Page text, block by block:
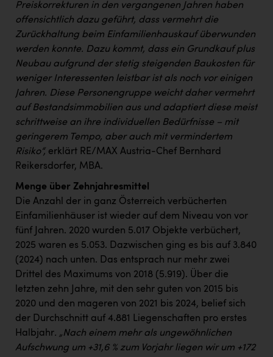
Seher + Partner
Smurfit Westrock Nettingsdorf
TCL
TGW Logistics
TRAILOMAT & Cycling Austria
VERITAS
Vier Diamanten
Vorlagenportal
Wir besiegen Krebs
Wirtschaftskammer OÖ
ZGONC
ZULuft - Zukunft Luft Austria
z.l.ö.
Österreichisches Hebammengremium
Wirtschaftskammer OÖ Energiehandel
Dopgas
Preiskorrekturen in den vergangenen Jahren haben
offensichtlich dazu geführt, dass vermehrt die
Zurückhaltung beim Einfamilienhauskauf überwunden
werden konnte. Dazu kommt, dass ein Grundkauf plus
Neubau aufgrund der stetig steigenden Baukosten für
weniger Interessenten leistbar ist als noch vor einigen
Jahren. Diese Personengruppe weicht daher vermehrt
auf Bestandsimmobilien aus und adaptiert diese meist
schrittweise an ihre individuellen Bedürfnisse – mit
geringerem Tempo, aber auch mit vermindertem
Risiko“, erklärt RE/MAX Austria-Chef Bernhard
Reikersdorfer, MBA.
Menge über Zehnjahresmittel
Die Anzahl der in ganz Österreich verbücherten
Einfamilienhäuser ist wieder auf dem Niveau von vor
fünf Jahren. 2020 wurden 5.017 Objekte verbüchert,
2025 waren es 5.053. Dazwischen ging es bis auf 3.840
(2024) nach unten. Das entsprach nur mehr zwei
Drittel des Maximums von 2018 (5.919). Über die
letzten zehn Jahre, mit den sehr guten von 2015 bis
2020 und den mageren von 2021 bis 2024, belief sich
der Durchschnitt auf 4.881 Liegenschaften pro erstes
Halbjahr. „Nach einem mehr als ungewöhnlichen
Aufschwung um +31,6 % zum Vorjahr liegen wir um +172